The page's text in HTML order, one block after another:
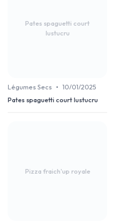
Pates spaguetti court
lustucru
Légumes Secs • 10/01/2025
Pates spaguetti court lustucru
Pizza fraich'up royale